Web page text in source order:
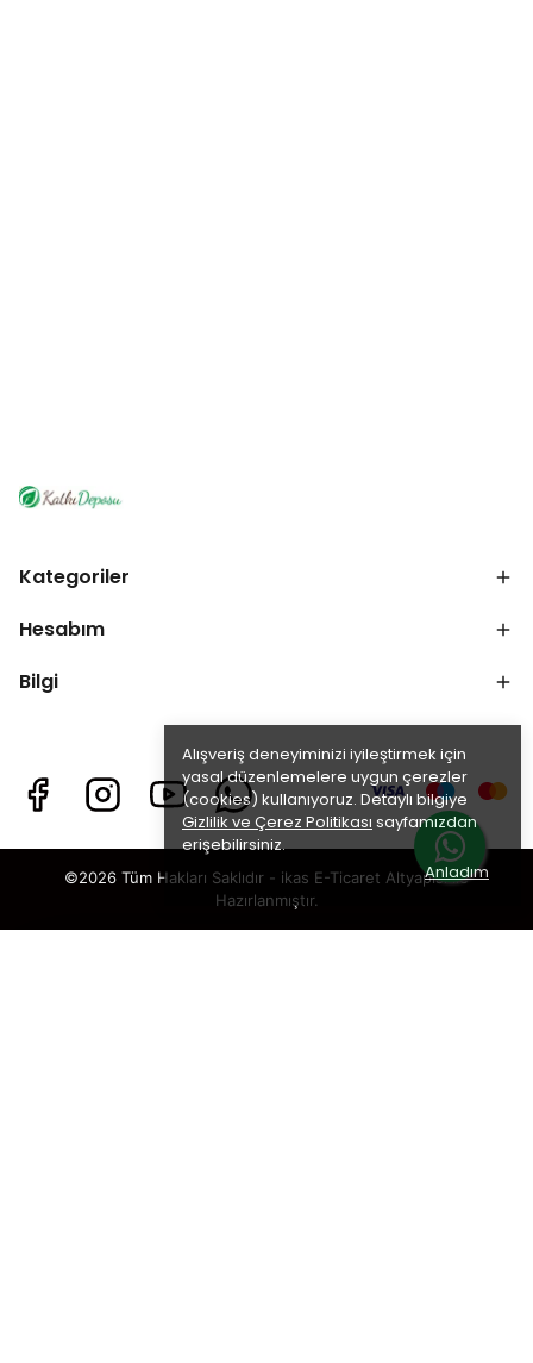
Alışveriş deneyiminizi iyileştirmek için
yasal düzenlemelere uygun çerezler
(cookies) kullanıyoruz. Detaylı bilgiye
Gizlilik ve Çerez Politikası sayfamızdan
erişebilirsiniz.
Anladım
Kategoriler
Hesabım
Bilgi
©2026 Tüm Hakları Saklıdır - ikas E-Ticaret Altyapısı ile
Hazırlanmıştır.